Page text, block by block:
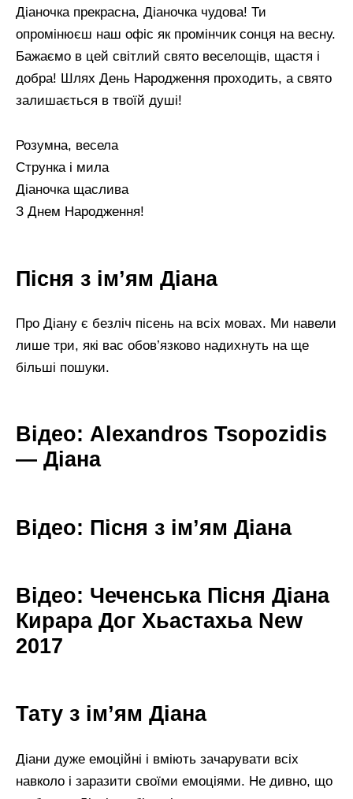
Діаночка прекрасна, Діаночка чудова! Ти
опромінюєш наш офіс як промінчик сонця на весну.
Бажаємо в цей світлий свято веселощів, щастя і
добра! Шлях День Народження проходить, а свято
залишається в твоїй душі!
Розумна, весела
Струнка і мила
Діаночка щаслива
З Днем Народження!
Пісня з ім’ям Діана
Про Діану є безліч пісень на всіх мовах. Ми навели
лише три, які вас обов’язково надихнуть на ще
більші пошуки.
Відео: Alexandros Tsopozidis
— Діана
Відео: Пісня з ім’ям Діана
Відео: Чеченська Пісня Діана
Кирара Дог Хьастахьа New
2017
Тату з ім’ям Діана
Діани дуже емоційні і вміють зачарувати всіх
навколо і заразити своїми емоціями. Не дивно, що